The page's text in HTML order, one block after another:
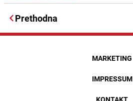
Prethodna
MARKETING
IMPRESSUM